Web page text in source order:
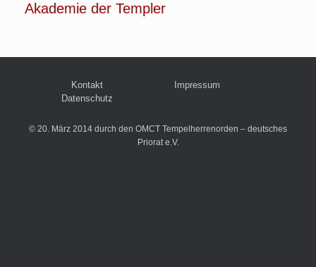
Akademie der Templer
Kontakt
Impressum
Datenschutz
© 20. März 2014 durch den OMCT Tempelherrenorden – deutsches
Priorat e.V.